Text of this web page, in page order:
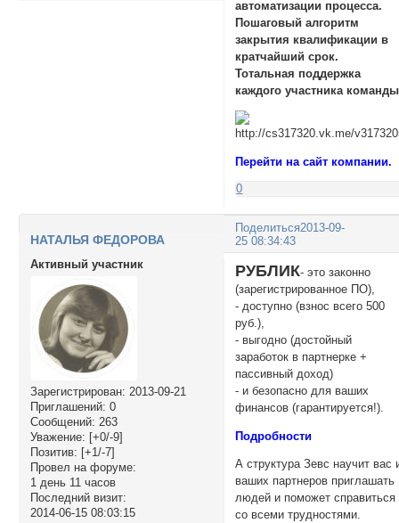
автоматизации процесса.
Пошаговый алгоритм
закрытия квалификации в
кратчайший срок.
Тотальная поддержка
каждого участника
Перейти на сайт компании.
0
Поделиться2013-09-
25 08:34:43
НАТАЛЬЯ ФЕДОРОВА
Активный участник
Зарегистрирован: 2013-09-21
Приглашений: 0
Сообщений: 263
Уважение: [+0/-9]
Позитив: [+1/-7]
Провел на форуме:
1 день 11 часов
Последний визит:
2014-06-15 08:03:15
РУБЛИК- это законно
(зарегистрированное ПО),
- доступно (взнос всего 500
руб.),
- выгодно (достойный
заработок в партнерке +
пассивный доход)
- и безопасно для ваших
финансов (гарантируется!).
Подробности
А структура Зевс научит вас
ваших партнеров приглашать
людей и поможет справиться
со всеми трудностями.